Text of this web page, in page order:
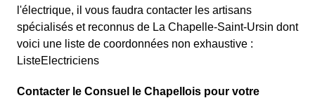
l'électrique, il vous faudra contacter les artisans
spécialisés et reconnus de La Chapelle-Saint-Ursin dont
voici une liste de coordonnées non exhaustive :
ListeElectriciens
Contacter le Consuel le Chapellois pour votre